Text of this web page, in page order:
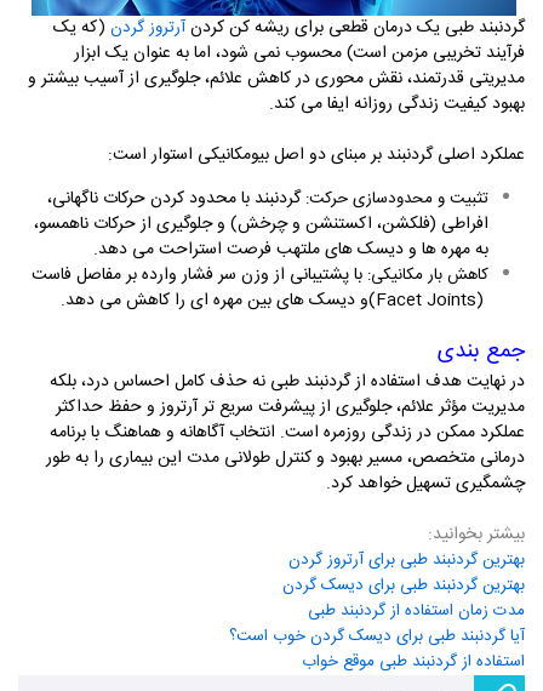
گردنبند طبی یک درمان قطعی برای ریشه کن کردنآرتروز گردن (که یک
فرآیند تخریبی مزمن است) محسوب نمی شود، اما به عنوان یک ابزار
مدیریتی قدرتمند، نقش محوری در کاهش علائم، جلوگیری از آسیب بیشتر و
بهبود کیفیت زندگی روزانه ایفا می کند.
عملکرد اصلی گردنبند بر مبنای دو اصل بیومکانیکی استوار است:
تثبیت و محدودسازی حرکت: گردنبند با محدود کردن حرکات ناگهانی،
افراطی (فلکشن، اکستنشن و چرخش) و جلوگیری از حرکات ناهمسو،
به مهره ها و دیسک های ملتهب فرصت استراحت می دهد.
کاهش بار مکانیکی: با پشتیبانی از وزن سر فشار وارده بر مفاصل فاست
(Facet Joints)و دیسک های بین مهره ای را کاهش می دهد.
جمع بندی
در نهایت هدف استفاده از گردنبند طبی نه حذف کامل احساس درد، بلکه
مدیریت مؤثر علائم، جلوگیری از پیشرفت سریع تر آرتروز و حفظ حداکثر
عملکرد ممکن در زندگی روزمره است. انتخاب آگاهانه و هماهنگ با برنامه
درمانی متخصص، مسیر بهبود و کنترل طولانی مدت این بیماری را به طور
چشمگیری تسهیل خواهد کرد.
بیشتر بخوانید:
بهترین گردنبند طبی برای آرتروز گردن
بهترین گردنبند طبی برای دیسک گردن
مدت زمان استفاده از گردنبند طبی
آیا گردنبند طبی برای دیسک گردن خوب است؟
استفاده از گردنبند طبی موقع خواب